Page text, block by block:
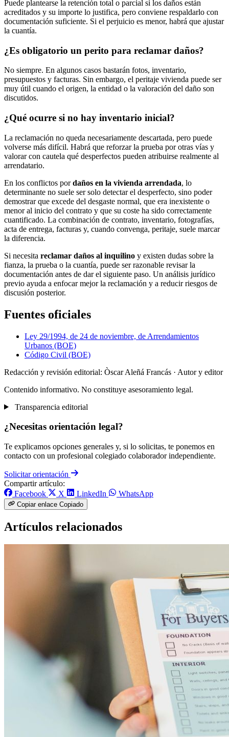
Puede plantearse la retención total o parcial si los daños están
acreditados y su importe lo justifica, pero conviene respaldarlo con
documentación suficiente. Si el perjuicio es menor, habrá que ajustar
la cuantía.
¿Es obligatorio un perito para reclamar daños?
No siempre. En algunos casos bastarán fotos, inventario,
presupuestos y facturas. Sin embargo, el peritaje vivienda puede ser
muy útil cuando el origen, la entidad o la valoración del daño son
discutidos.
¿Qué ocurre si no hay inventario inicial?
La reclamación no queda necesariamente descartada, pero puede
volverse más difícil. Habrá que reforzar la prueba por otras vías y
valorar con cautela qué desperfectos pueden atribuirse realmente al
arrendatario.
En los conflictos pordaños en la vivienda arrendada, lo
determinante no suele ser solo detectar el desperfecto, sino poder
demostrar que excede del desgaste normal, que era inexistente o
menor al inicio del contrato y que su coste ha sido correctamente
cuantificado. La combinación de contrato, inventario, fotografías,
acta de entrega, facturas y, cuando convenga, peritaje, suele marcar
la diferencia.
Si necesita reclamar daños al inquilino y existen dudas sobre la
fianza, la prueba o la cuantía, puede ser razonable revisar la
documentación antes de dar el siguiente paso. Un análisis jurídico
previo ayuda a enfocar mejor la reclamación y a reducir riesgos de
discusión posterior.
Fuentes oficiales
Ley 29/1994, de 24 de noviembre, de Arrendamientos
Urbanos (BOE)
Código Civil (BOE)
Redacción y revisión editorial: Òscar Aleñá Francás · Autor y editor
Contenido informativo. No constituye asesoramiento legal.
Transparencia editorial
¿Necesitas orientación legal?
Te explicamos opciones generales y, si lo solicitas, te ponemos en
contacto con un profesional colegiado colaborador independiente.
Solicitar orientación
Compartir artículo:
Facebook
X LinkedIn WhatsApp
Copiar enlace Copiado
Artículos relacionados